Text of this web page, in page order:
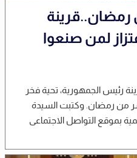
لمن صنعوا
رئيس الجمهورية، تحية فخر
من رمضان. وكتبت السيدة
بموقع التواصل الاجتماعى